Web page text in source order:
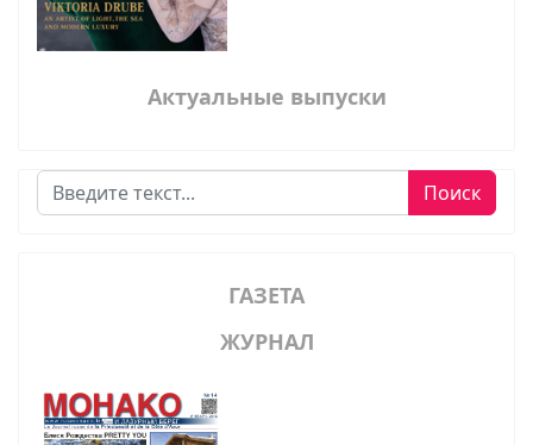
Актуальные выпуски
Поиск Поиск
ГАЗЕТА
ЖУРНАЛ